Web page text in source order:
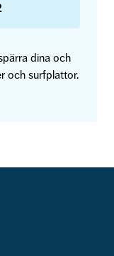
dina och
och surfplattor.